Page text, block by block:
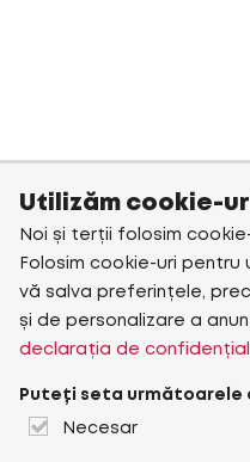
Utilizăm cookie-
Noi și terții folosim
Folosim cookie-uri
vă salva preferințele,
și de personalizare a
declarația de
Puteți seta următoarele
Necesar